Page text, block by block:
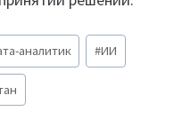
аналитик #ИИ